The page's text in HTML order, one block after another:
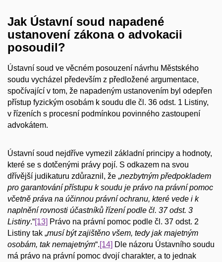
Jak Ústavní soud napadené
ustanovení zákona o advokacii
posoudil?
Ústavní soud ve věcném posouzení návrhu Městského
soudu vycházel především z předložené argumentace,
spočívající v tom, že napadeným ustanovením byl odepřen
přístup fyzickým osobám k soudu dle čl. 36 odst. 1 Listiny,
v řízeních s procesní podmínkou povinného zastoupení
advokátem.
Ústavní soud nejdříve vymezil základní principy a hodnoty,
které se s dotčenými právy pojí. S odkazem na svou
dřívější judikaturu zdůraznil, že „nezbytným předpokladem
pro garantování přístupu k soudu je právo na právní pomoc
včetně práva na účinnou právní ochranu, které vede i k
naplnění rovnosti účastníků řízení podle čl. 37 odst. 3
Listiny.“[13] Právo na právní pomoc podle čl. 37 odst. 2
Listiny tak „musí být zajištěno všem, tedy jak majetným
osobám, tak nemajetným“.[14] Dle názoru Ústavního soudu
má právo na právní pomoc dvojí charakter, a to jednak